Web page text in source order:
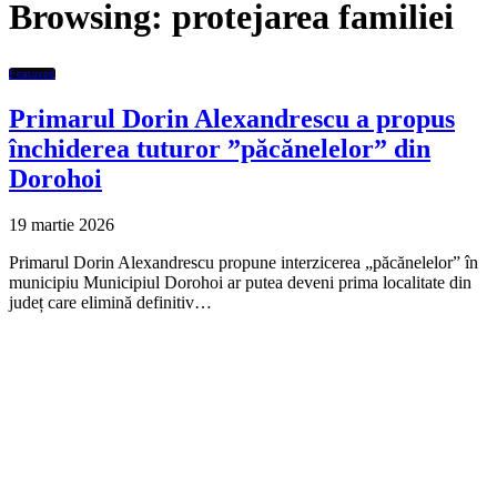
Browsing: protejarea familiei
Featured
Primarul Dorin Alexandrescu a propus
închiderea tuturor ”păcănelelor” din
Dorohoi
19 martie 2026
Primarul Dorin Alexandrescu propune interzicerea „păcănelelor” în
municipiu Municipiul Dorohoi ar putea deveni prima localitate din
județ care elimină definitiv…